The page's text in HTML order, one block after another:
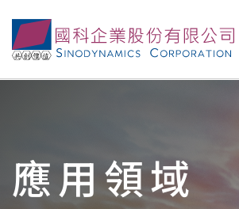
應用領域